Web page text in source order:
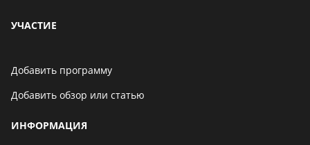
УЧАСТИЕ
Добавить программу
Добавить обзор или статью
ИНФОРМАЦИЯ